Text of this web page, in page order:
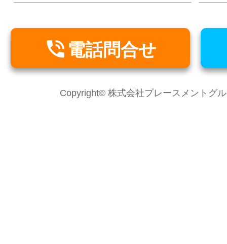
 電話問合せ
Copyright© 株式会社プレースメントグ